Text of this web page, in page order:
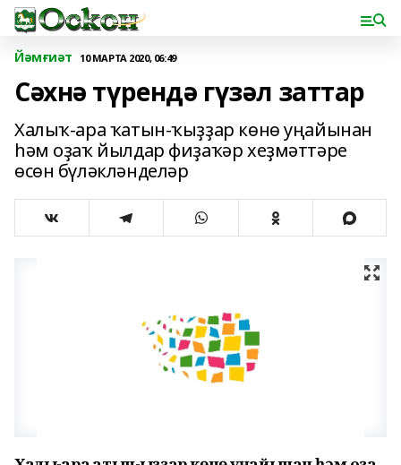
Йәмғиәт 10 МАРТА 2020, 06:49
Сәхнә түрендә гүзәл заттар
Халыҡ-ара ҡатын-ҡыҙҙар көнө уңайынан
һәм оҙаҡ йылдар фиҙаҡәр хеҙмәттәре
өсөн бүләкләнделәр